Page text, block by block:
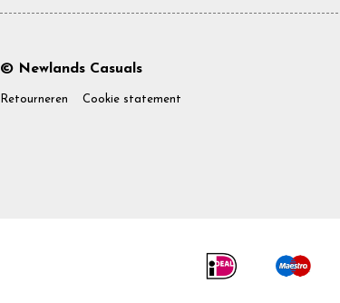
© Newlands Casuals
Retourneren Cookie statement